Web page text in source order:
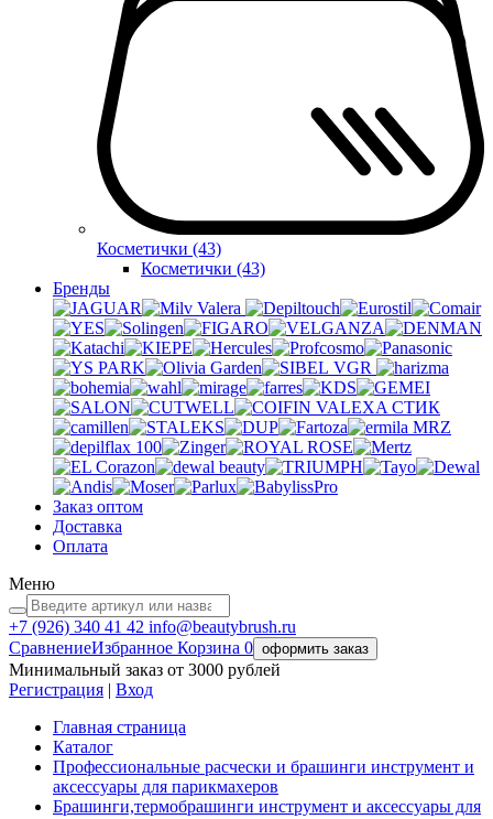
Косметички (43)
Косметички (43)
Бренды
Valera
VGR
VALEXA СТИК
MRZ
Заказ оптом
Доставка
Оплата
Меню
+7 (926) 340 41 42 info@beautybrush.ru
СравнениеИзбранное Корзина 0 оформить заказ
Минимальный заказ от 3000 рублей
Регистрация | Вход
Главная страница
Каталог
Профессиональные расчески и брашинги инструмент и
аксессуары для парикмахеров
Брашинги,термобрашинги инструмент и аксессуары для